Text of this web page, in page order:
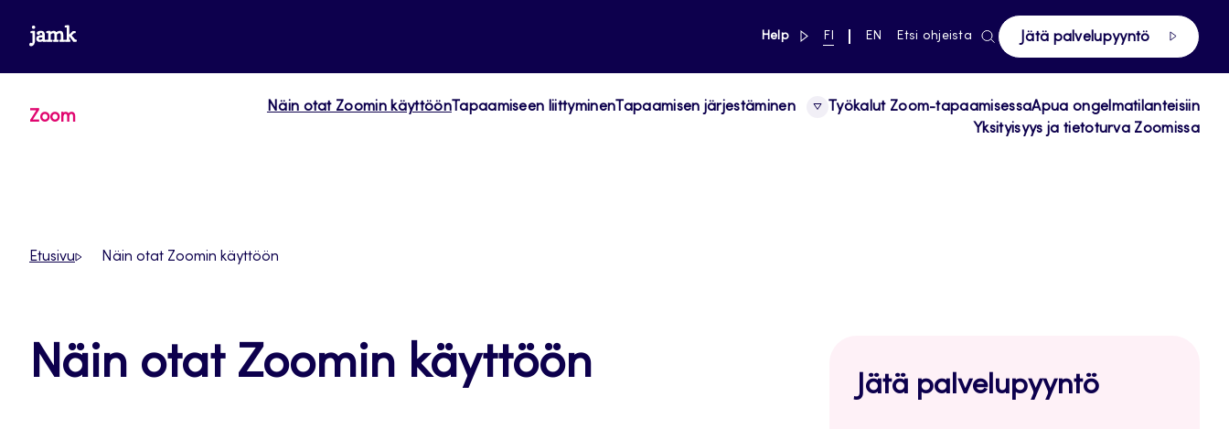
suoraan
sisältöön
www.jamk.fi Help linkki pääsivustolle
NYKYINEN
FI
VAIHDA
EN Etsi ohjeista Jätä palvelupyyntö
Zoom
Näin otat Zoomin käyttöönTapaamiseen liittyminenTapaamisen järjestäminen Työkalut Zoom-tapaamisessaApua ongelmatilanteisiin
Yksityisyys ja tietoturva Zoomissa
Etusivu Näin otat Zoomin käyttöön
Näin otat Zoomin käyttöön Jätä palvelupyyntö